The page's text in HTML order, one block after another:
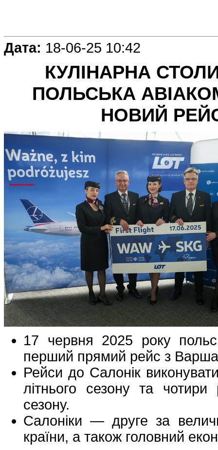
Дата: 18-06-25 10:42
КУЛІНАРНА
ПОЛЬСЬКА
НОВИЙ
17 червня 2025 року
перший прямий рейс з
Рейси до Салонік
літнього сезону та
сезону.
Салоніки — друге за
країни, а також головний